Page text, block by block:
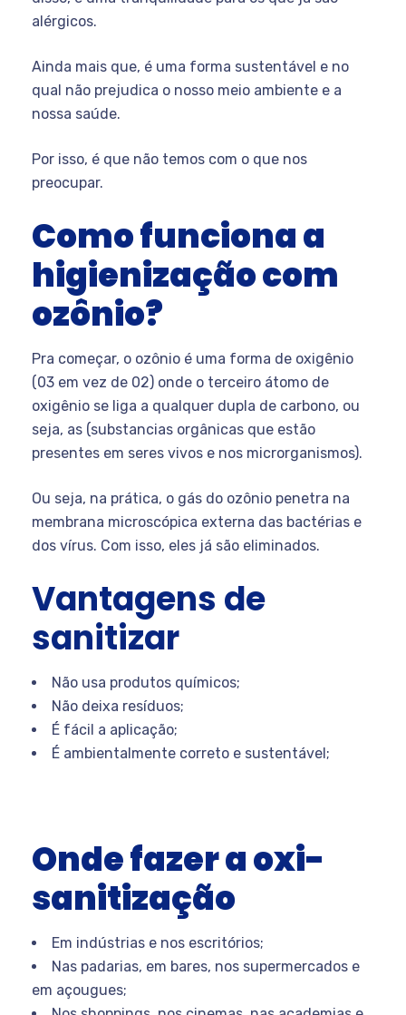
alérgicos.
Ainda mais que, é uma forma sustentável e no
qual não prejudica o nosso meio ambiente e a
nossa saúde.
Por isso, é que não temos com o que nos
preocupar.
Como funciona a
higienização com
ozônio?
Pra começar, o ozônio é uma forma de oxigênio
(03 em vez de 02) onde o terceiro átomo de
oxigênio se liga a qualquer dupla de carbono, ou
seja, as (substancias orgânicas que estão
presentes em seres vivos e nos microrganismos).
Ou seja, na prática, o gás do ozônio penetra na
membrana microscópica externa das bactérias e
dos vírus. Com isso, eles já são eliminados.
Vantagens de
sanitizar
Não usa produtos químicos;
Não deixa resíduos;
É fácil a aplicação;
É ambientalmente correto e sustentável;
Onde fazer a oxi-
sanitização
Em indústrias e nos escritórios;
Nas padarias, em bares, nos supermercados e
em açougues;